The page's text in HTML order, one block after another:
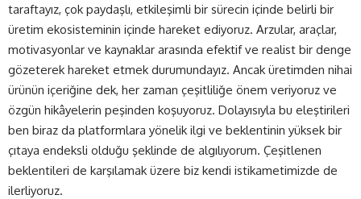
taraftayız, çok paydaşlı, etkileşimli bir sürecin içinde belirli bir
üretim ekosisteminin içinde hareket ediyoruz. Arzular, araçlar,
motivasyonlar ve kaynaklar arasında efektif ve realist bir denge
gözeterek hareket etmek durumundayız. Ancak üretimden nihai
ürünün içeriğine dek, her zaman çeşitliliğe önem veriyoruz ve
özgün hikâyelerin peşinden koşuyoruz. Dolayısıyla bu eleştirileri
ben biraz da platformlara yönelik ilgi ve beklentinin yüksek bir
çıtaya endeksli olduğu şeklinde de algılıyorum. Çeşitlenen
beklentileri de karşılamak üzere biz kendi istikametimizde de
ilerliyoruz.